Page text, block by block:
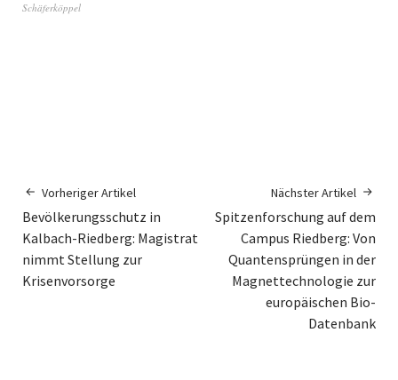
Schäferköppel
Vorheriger Artikel
Bevölkerungsschutz in
Kalbach-Riedberg: Magistrat
nimmt Stellung zur
Krisenvorsorge
Nächster Artikel
Spitzenforschung auf dem
Campus Riedberg: Von
Quantensprüngen in der
Magnettechnologie zur
europäischen Bio-
Datenbank